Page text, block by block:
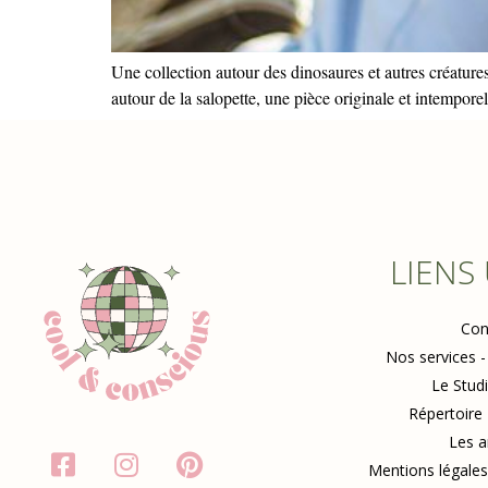
Une collection autour des dinosaures et autres
autour de la salopette, une pièce originale et
LIENS
Nos services
Le
Répertoire
Les
Mentions